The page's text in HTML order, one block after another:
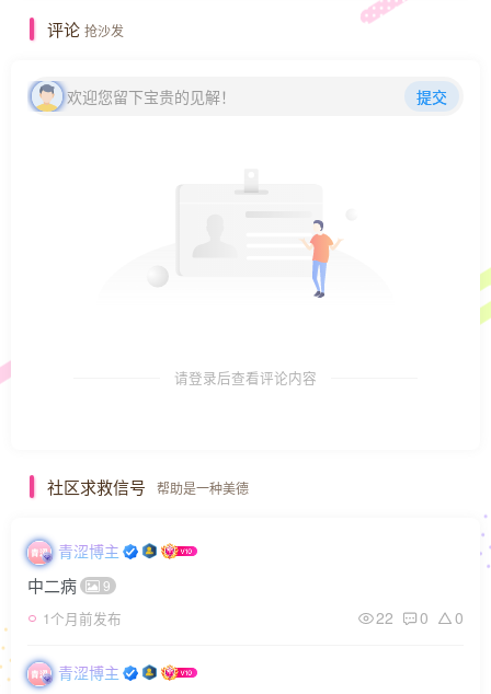
评论 抢沙发
欢迎您留下宝贵的见解！ 提交
请登录后查看评论内容
社区求救信号 帮助是一种美德
青涩博主
中二病 9
1个月前发布 22 0 0
青涩博主